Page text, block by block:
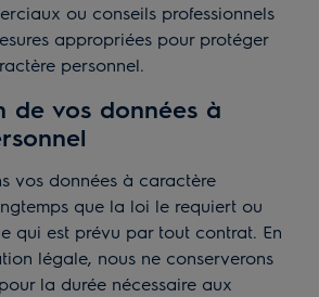
ou conseils professionnels
appropriées pour protéger
personnel.
de vos données à
vos données à caractère
que la loi le requiert ou
qui est prévu par tout contrat. En
légale, nous ne conserverons
la durée nécessaire aux